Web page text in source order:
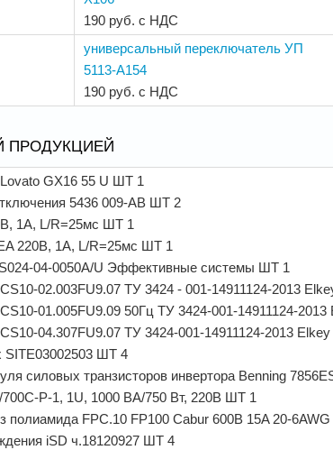
190 руб. с НДС
универсальный переключатель УП
5113-А154
190 руб. с НДС
ПРОДУКЦИЕЙ
GX16 55 U ШТ 1
5436 009-AB ШТ 2
1A, L/R=25мс ШТ 1
220B, 1A, L/R=25мс ШТ 1
04-0050A/U Эффективные системы ШТ 1
02.003FU9.07 ТУ 3424 - 001-14911124-2013
01.005FU9.09 50Гц ТУ 3424-001-14911124-
04.307FU9.07 ТУ 3424-001-14911124-2013
SITE03002503 ШТ 4
силовых транзисторов инвертора Benning
P-1, 1U, 1000 ВА/750 Вт, 220В ШТ 1
полиамида FPC.10 FP100 Cabur 600В 15A 20-
iSD ч.18120927 ШТ 4